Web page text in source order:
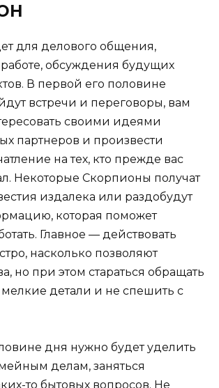
для делового общения,
работе, обсуждения будущих
В первой его половине
встречи и переговоры, вам
своими идеями
партнеров и произвести
на тех, кто прежде вас
Некоторые Скорпионы получат
издалека или раздобудут
которая поможет
Главное — действовать
насколько позволяют
но при этом стараться обращать
детали и не спешить с
дня нужно будет уделить
делам, заняться
то бытовых вопросов. Не